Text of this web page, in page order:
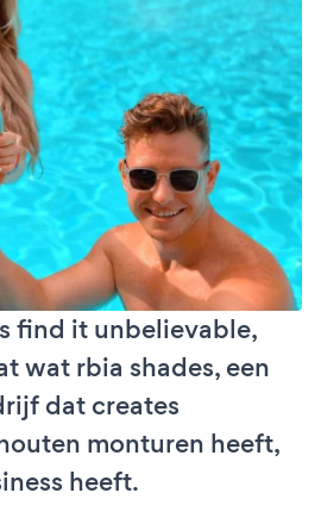
find it unbelievable,
wat rbia shades, een
dat creates
monturen heeft,
heeft.